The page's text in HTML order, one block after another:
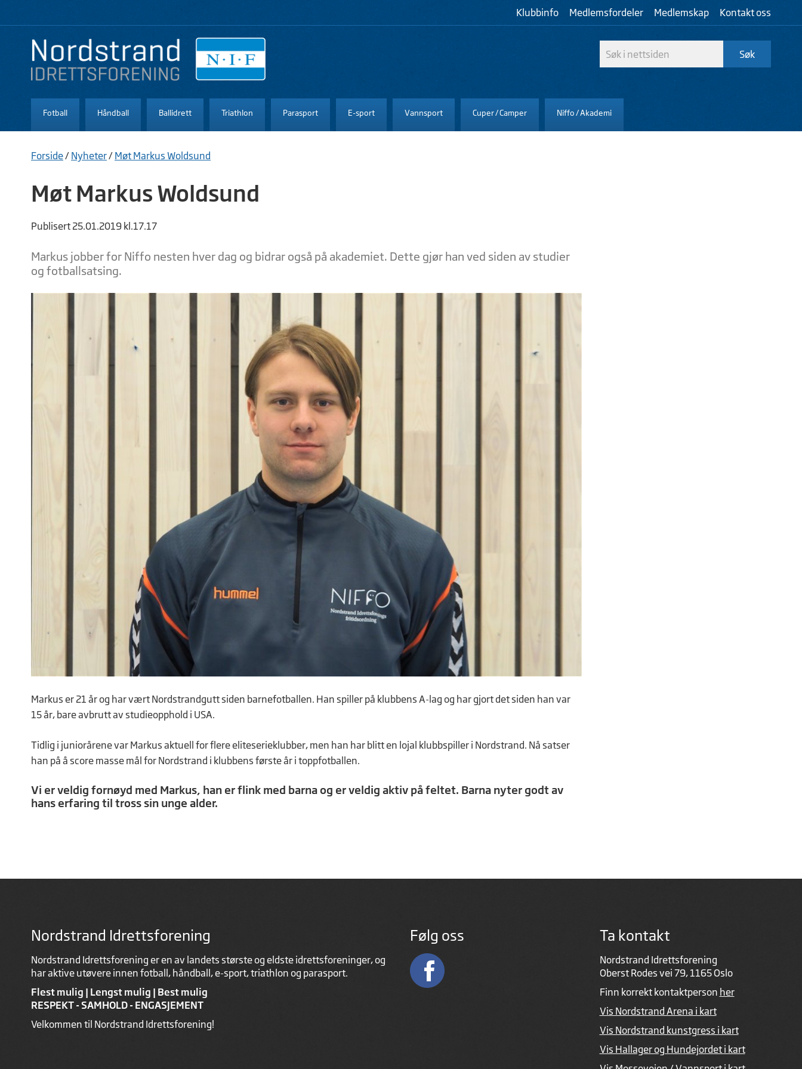
Klubbinfo Medlemsfordeler Medlemskap Kontakt oss
Fotball Håndball Ballidrett Triathlon Parasport E-sport Vannsport Cuper / Camper Niffo / Akademi
Forside/ Nyheter/ Møt Markus Woldsund
Møt Markus Woldsund
Publisert 25.01.2019 kl.17.17
Markus jobber for Niffo nesten hver dag og bidrar også på akademiet. Dette gjør han ved siden av studier
og fotballsatsing.
Markus er 21 år og har vært Nordstrandgutt siden barnefotballen. Han spiller på klubbens A-lag og har gjort det siden han var
15 år, bare avbrutt av studieopphold i USA.
Tidlig i juniorårene var Markus aktuell for flere eliteserieklubber, men han har blitt en lojal klubbspiller i Nordstrand. Nå satser
han på å score masse mål for Nordstrand i klubbens første år i toppfotballen.
Vi er veldig fornøyd med Markus, han er flink med barna og er veldig aktiv på feltet. Barna nyter godt av
hans erfaring til tross sin unge alder.
Nordstrand Idrettsforening
Nordstrand Idrettsforening er en av landets største og eldste idrettsforeninger, og
har aktive utøvere innen fotball, håndball, e-sport, triathlon og parasport.
Flest mulig | Lengst mulig | Best mulig
RESPEKT - SAMHOLD - ENGASJEMENT
Velkommen til Nordstrand Idrettsforening!
Følg oss Ta kontakt
Nordstrand Idrettsforening
Oberst Rodes vei 79, 1165 Oslo
Finn korrekt kontaktperson her
Vis Nordstrand Arena i kart
Vis Nordstrand kunstgress i kart
Vis Hallager og Hundejordet i kart